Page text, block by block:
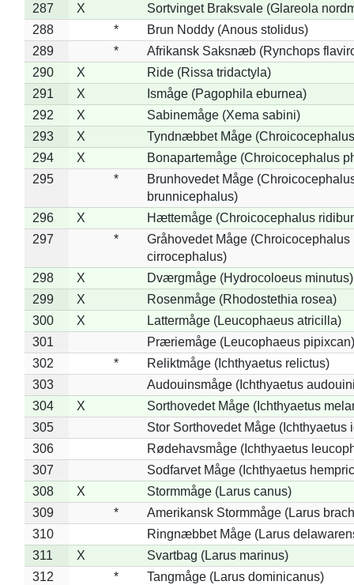
287
X
Sortvinget Braksvale (Glareola
288
*
Brun Noddy (Anous stolidus)
289
*
Afrikansk Saksnæb (Rynchops
290
X
Ride (Rissa tridactyla)
291
X
Ismåge (Pagophila eburnea)
292
X
Sabinemåge (Xema sabini)
293
X
Tyndnæbbet Måge
294
X
Bonapartemåge (Chroicocephalus
295
*
Brunhovedet Måge
brunnicephalus)
296
X
Hættemåge (Chroicocephalus
297
*
Gråhovedet Måge (Chroicocephalus
cirrocephalus)
298
X
Dværgmåge (Hydrocoloeus minutus)
299
X
Rosenmåge (Rhodostethia rosea)
300
X
Lattermåge (Leucophaeus atricilla)
301
Præriemåge (Leucophaeus pipixcan)
302
*
Reliktmåge (Ichthyaetus relictus)
303
Audouinsmåge (Ichthyaetus
304
X
Sorthovedet Måge (Ichthyaetus
305
Stor Sorthovedet Måge (Ichthyaetus
306
Rødehavsmåge (Ichthyaetus
307
Sodfarvet Måge (Ichthyaetus
308
X
Stormmåge (Larus canus)
309
*
Amerikansk Stormmåge (Larus
310
Ringnæbbet Måge (Larus
311
X
Svartbag (Larus marinus)
312
*
Tangmåge (Larus dominicanus)